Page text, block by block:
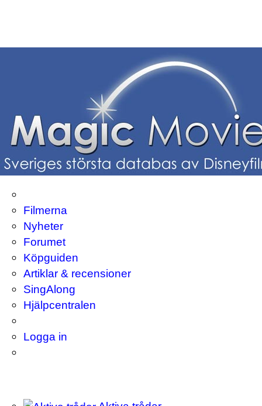
Filmerna
Nyheter
Forumet
Köpguiden
Artiklar & recensioner
SingAlong
Hjälpcentralen
Logga in